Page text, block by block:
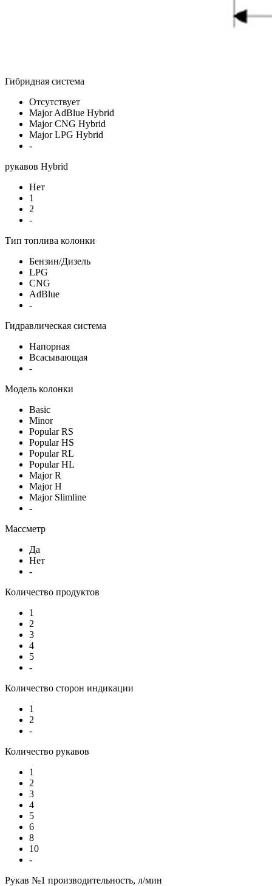
Гибридная система
Отсутствует
Major AdBlue Hybrid
Major CNG Hybrid
Major LPG Hybrid
-
рукавов Hybrid
Нет
1
2
-
Тип топлива колонки
Бензин/Дизель
LPG
CNG
AdBlue
-
Гидравлическая система
Напорная
Всасывающая
-
Модель колонки
Basic
Minor
Popular RS
Popular HS
Popular RL
Popular HL
Major R
Major H
Major Slimline
-
Массметр
Да
Нет
-
Количество продуктов
1
2
3
4
5
-
Количество сторон индикации
1
2
-
Количество рукавов
1
2
3
4
5
6
8
10
-
Рукав №1 производительность, л/мин